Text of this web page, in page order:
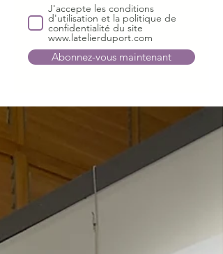
J'accepte les conditions
d'utilisation et la politique de
confidentialité du site
www.latelierduport.com
Abonnez-vous maintenant